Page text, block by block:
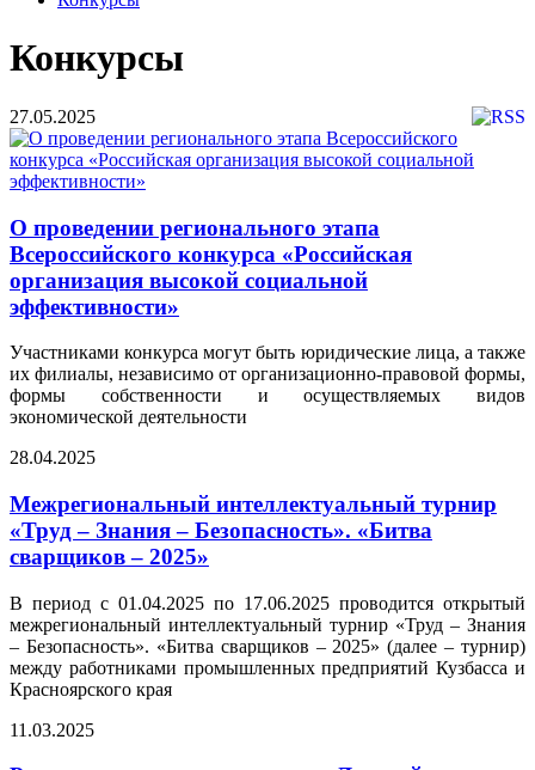
Конкурсы
27.05.2025
О проведении регионального этапа
Всероссийского конкурса «Российская
организация высокой социальной
эффективности»
Участниками конкурса могут быть юридические лица, а также
их филиалы, независимо от организационно-правовой формы,
формы собственности и осуществляемых видов
экономической деятельности
28.04.2025
Межрегиональный интеллектуальный турнир
«Труд – Знания – Безопасность». «Битва
сварщиков – 2025»
В период с 01.04.2025 по 17.06.2025 проводится открытый
межрегиональный интеллектуальный турнир «Труд – Знания
– Безопасность». «Битва сварщиков – 2025» (далее – турнир)
между работниками промышленных предприятий Кузбасса и
Красноярского края
11.03.2025